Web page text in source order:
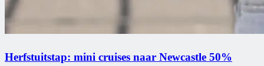
Herfstuitstap: mini cruises naar Newcastle 50%